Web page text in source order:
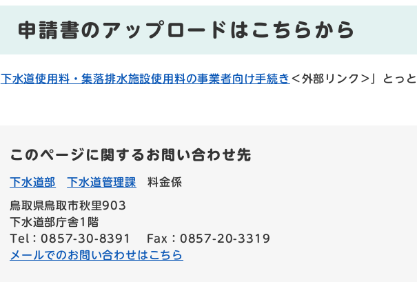
申請書のアップロードはこちらから
下水道使用料・集落排水施設使用料の事業者向け手続き ＜外部リンク＞ 」とっ
このページに関するお問い合わせ先
下水道部 下水道管理課 料金係
鳥取県鳥取市秋里903
下水道部庁舎1階
Tel：0857-30-8391
Fax：0857-20-3319
メールでのお問い合わせはこちら